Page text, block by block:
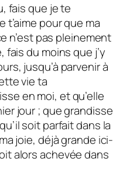
fais que je te
t’aime pour que ma
n’est pas pleinement
du moins que j’y
jusqu’à parvenir à
vie ta
en moi, et qu’elle
jour ; que grandisse
soit parfait dans la
joie, déjà grande ici-
alors achevée dans